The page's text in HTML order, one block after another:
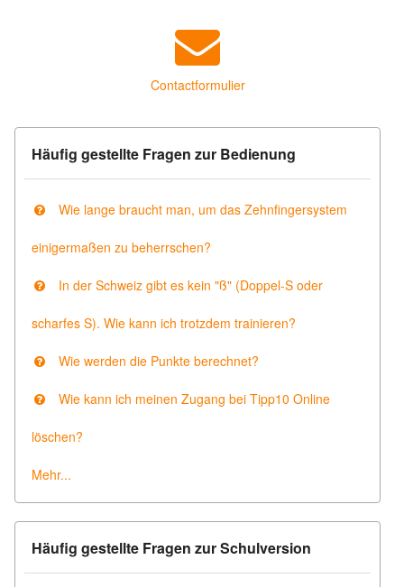
Contactformulier
Häufig gestellte Fragen zur Bedienung
Wie lange braucht man, um das Zehnfingersystem
einigermaßen zu beherrschen?
In der Schweiz gibt es kein "ß" (Doppel-S oder
scharfes S). Wie kann ich trotzdem trainieren?
Wie werden die Punkte berechnet?
Wie kann ich meinen Zugang bei Tipp10 Online
löschen?
Mehr...
Häufig gestellte Fragen zur Schulversion